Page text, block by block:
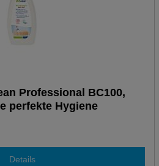
Professional BC100,
perfekte Hygiene
Details